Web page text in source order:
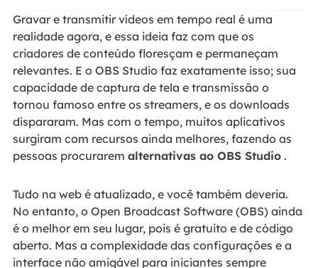
Gravar e transmitir vídeos em tempo real é uma
realidade agora, e essa ideia faz com que os
criadores de conteúdo floresçam e permaneçam
relevantes. E o OBS Studio faz exatamente isso; sua
capacidade de captura de tela e transmissão o
tornou famoso entre os streamers, e os downloads
dispararam. Mas com o tempo, muitos aplicativos
surgiram com recursos ainda melhores, fazendo as
pessoas procurarem alternativas ao OBS Studio.
Tudo na web é atualizado, e você também deveria.
No entanto, o Open Broadcast Software (OBS) ainda
é o melhor em seu lugar, pois é gratuito e de código
aberto. Mas a complexidade das configurações e a
interface não amigável para iniciantes sempre